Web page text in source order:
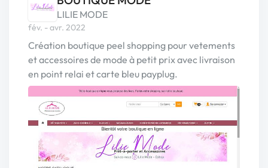
LILIE MODE
fév. - avr. 2022
Création boutique peel shopping pour vetements
et accessoires de mode à petit prix avec livraison
en point relai et carte bleu payplug.